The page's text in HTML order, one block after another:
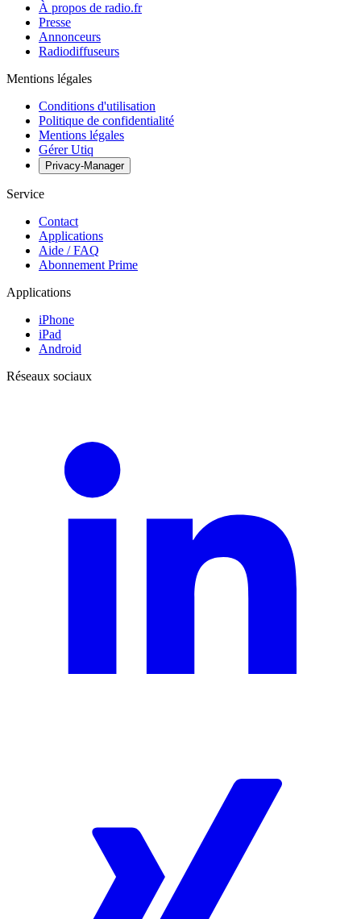
À propos de radio.fr
Presse
Annonceurs
Radiodiffuseurs
Mentions légales
Conditions d'utilisation
Politique de confidentialité
Mentions légales
Gérer Utiq
Privacy-Manager
Service
Contact
Applications
Aide / FAQ
Abonnement Prime
Applications
iPhone
iPad
Android
Réseaux sociaux